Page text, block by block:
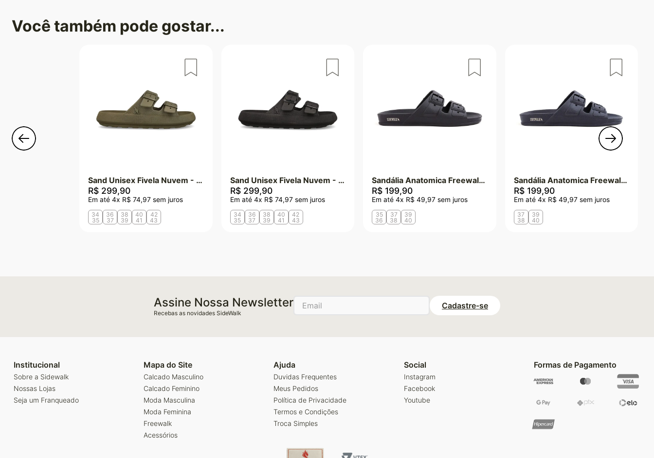
Você também pode gostar...
Sand Unisex Fivela Nuvem - Verde Militar
R$ 299,90
Em até 4x R$ 74,97 sem juros
34
35
36
37
38
39
40
41
42
43
Sand Unisex Fivela Nuvem - Preto
R$ 299,90
Em até 4x R$ 74,97sem juros
34
35
36
37
38
39
40
41
42
43
Sandália Anatomica Freewalk - Preto
R$ 199,90
Em até 4x R$ 49,97 sem juros
35
36
37
38
39
40
Sandália Anatomica Freewalk - Marinho
R$ 199,90
Em até 4x R$ 49,97sem juros
37
38
39
40
Assine Nossa Newsletter
Recebas as novidades SideWalk
Cadastre-se
Institucional
Sobre a Sidewalk
Nossas Lojas
Seja um Franqueado
Mapa do Site
Calcado Masculino
Calcado Feminino
Moda Masculina
Moda Feminina
Freewalk
Acessórios
Ajuda
Duvidas Frequentes
Meus Pedidos
Política de Privacidade
Termos e Condições
Troca Simples
Social
Instagram
Facebook
Youtube
Formas de Pagamento